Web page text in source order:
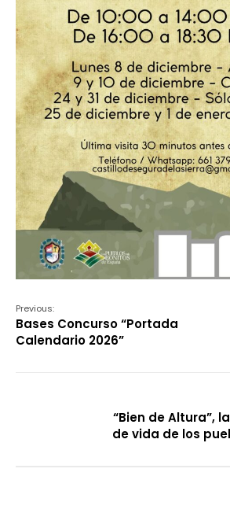
Previous:
Bases Concurso “Portada
Calendario 2026”
“Bien de Altura”,
de vida de los